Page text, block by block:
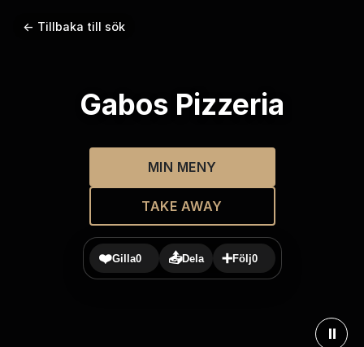
← Tillbaka till sök
Gabos Pizzeria
MIN MENY
TAKE AWAY
❤️Gilla0 📤Dela ➕Följ0
⏸